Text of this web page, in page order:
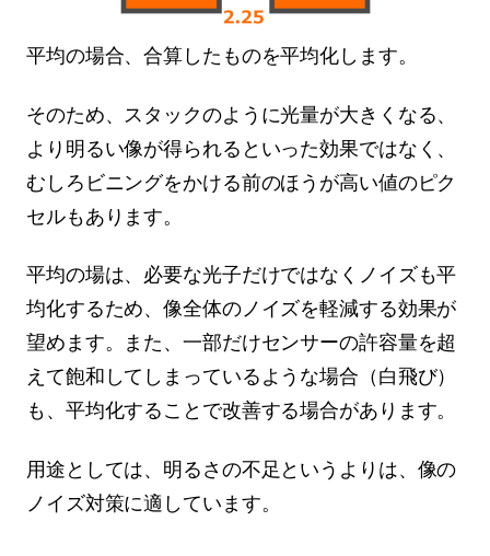
平均の場合、合算したものを平均化します。
そのため、スタックのように光量が大きくなる、
より明るい像が得られるといった効果ではなく、
むしろビニングをかける前のほうが高い値のピク
セルもあります。
平均の場は、必要な光子だけではなくノイズも平
均化するため、像全体のノイズを軽減する効果が
望めます。また、一部だけセンサーの許容量を超
えて飽和してしまっているような場合（白飛び）
も、平均化することで改善する場合があります。
用途としては、明るさの不足というよりは、像の
ノイズ対策に適しています。